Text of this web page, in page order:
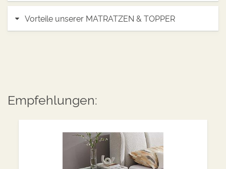
Vorteile unserer MATRATZEN & TOPPER
Empfehlungen: